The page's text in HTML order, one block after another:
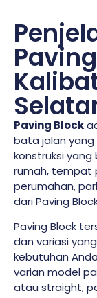
Paving Block
bata jalan
konstruksi
rumah, tempat
perumahan,
dari Paving
Paving Block
dan variasi
kebutuhan
varian model
atau straight,